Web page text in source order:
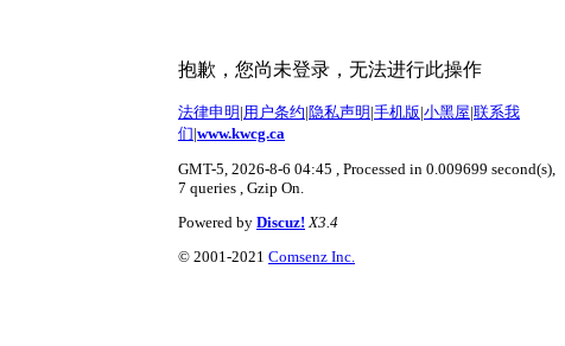
抱歉，您尚未登录，无法进行此操作
法律申明 |用户条约|隐私声明 |手机版|小黑屋|联系我
们|www.kwcg.ca
GMT-5, 2026-8-6 04:45 , Processed in 0.009699 second(s),
7 queries , Gzip On.
Powered by Discuz! X3.4
© 2001-2021 Comsenz Inc.